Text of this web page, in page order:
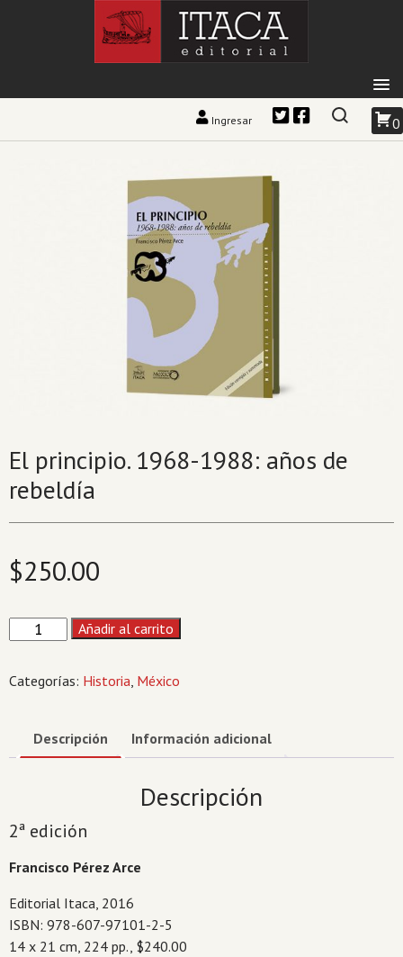
Ingresar 0
El principio. 1968-1988: años de
rebeldía
$250.00
1988:
rebeldía
Añadir al carrito
Categorías: Historia, México
Descripción Información adicional
Descripción
2ª edición
Francisco Pérez Arce
Editorial Itaca, 2016
ISBN: 978-607-97101-2-5
14 x 21 cm, 224 pp., $240.00